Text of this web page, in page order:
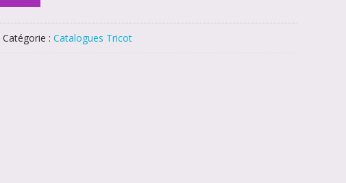
Catégorie : Catalogues Tricot